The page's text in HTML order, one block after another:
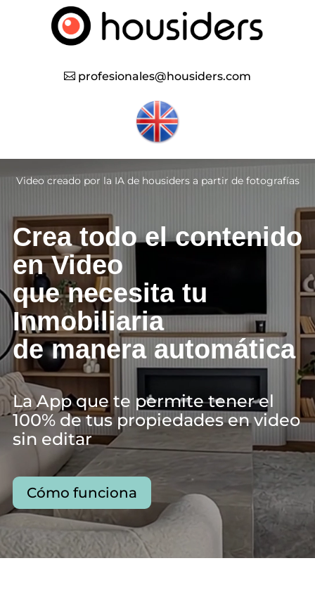
profesionales@housiders.com
de Video creado por la IA de housiders a partir de fotografías
Crea todo el contenido
en Video
que necesita tu
Inmobiliaria
de manera automática
La App que te permite tener el
100% de tus propiedades en video
sin editar
Cómo funciona